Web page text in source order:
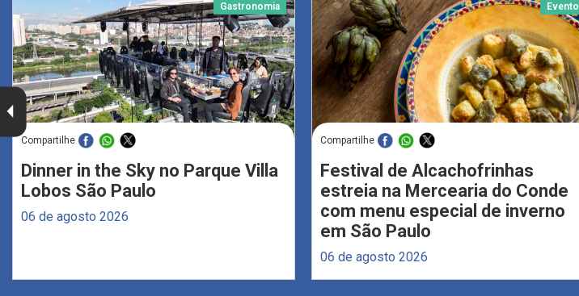
Gastronomia
Compartilhe
Dinner in the Sky no Parque Villa
Lobos São Paulo
06 de agosto 2026
Evento
Compartilhe
Festival de Alcachofrinhas
estreia na Mercearia do Conde
com menu especial de inverno
em São Paulo
06 de agosto 2026